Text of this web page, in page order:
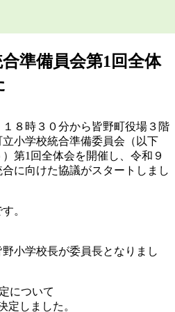
準備員会第1回全体
８時３０分から皆野町役場３階
小学校統合準備委員会（以下
第1回全体会を開催し、令和９
に向けた協議がスタートしまし
。
小学校長が委員長となりまし
について
定しました。